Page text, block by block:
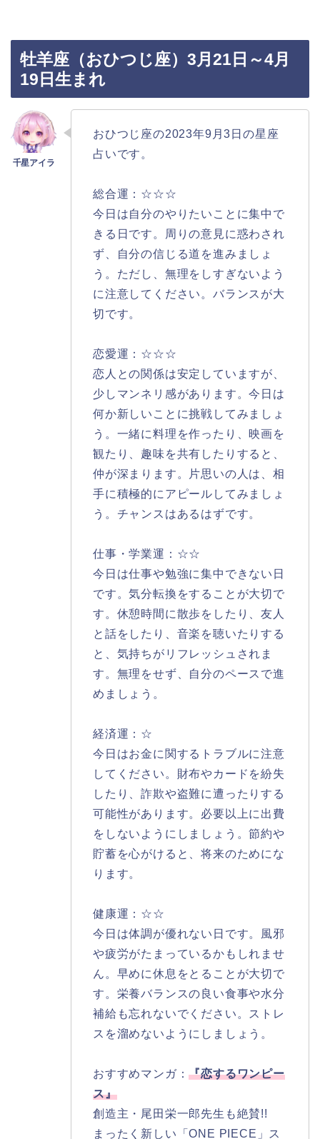
牡羊座（おひつじ座）3月21日～4月
19日生まれ
おひつじ座の2023年9月3日の星座
占いです。
総合運：☆☆☆
今日は自分のやりたいことに集中で
きる日です。周りの意見に惑わされ
ず、自分の信じる道を進みましょ
う。ただし、無理をしすぎないよう
に注意してください。バランスが大
切です。
恋愛運：☆☆☆
恋人との関係は安定していますが、
少しマンネリ感があります。今日は
何か新しいことに挑戦してみましょ
う。一緒に料理を作ったり、映画を
観たり、趣味を共有したりすると、
仲が深まります。片思いの人は、相
手に積極的にアピールしてみましょ
う。チャンスはあるはずです。
仕事・学業運：☆☆
今日は仕事や勉強に集中できない日
です。気分転換をすることが大切で
す。休憩時間に散歩をしたり、友人
と話をしたり、音楽を聴いたりする
と、気持ちがリフレッシュされま
す。無理をせず、自分のペースで進
めましょう。
経済運：☆
今日はお金に関するトラブルに注意
してください。財布やカードを紛失
したり、詐欺や盗難に遭ったりする
可能性があります。必要以上に出費
をしないようにしましょう。節約や
貯蓄を心がけると、将来のためにな
ります。
健康運：☆☆
今日は体調が優れない日です。風邪
や疲労がたまっているかもしれませ
ん。早めに休息をとることが大切で
す。栄養バランスの良い食事や水分
補給も忘れないでください。ストレ
スを溜めないようにしましょう。
おすすめマンガ：『恋するワンピー
ス』
創造主・尾田栄一郎先生も絶賛!!
まったく新しい「ONE PIECE」ス